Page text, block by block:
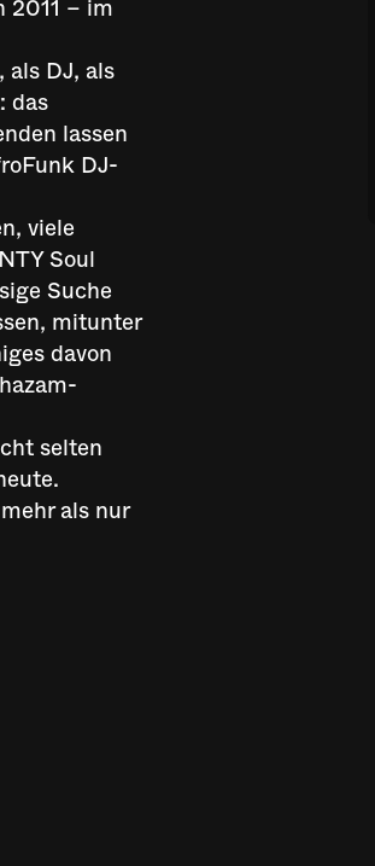
2011 – im
DJ, als
das
lassen
DJ-
viele
Soul
Suche
mitunter
davon
selten
als nur